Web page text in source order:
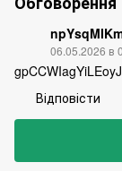
06.05.2026 в
Відповісти